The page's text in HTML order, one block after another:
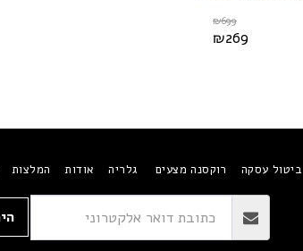
₪699
₪269
ביטול עסקה רוקסנה מצעים גלריה אודות המלצות